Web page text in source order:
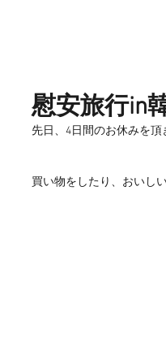
慰安旅行in
先日、4日間のお休みを頂
買い物をしたり、おいし